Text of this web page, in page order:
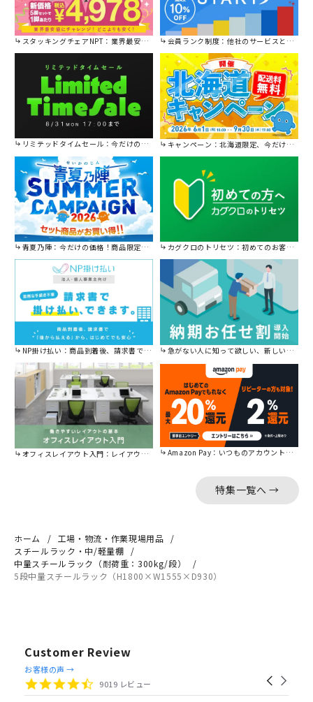
スタッキングチェアNPT：業界最安値に挑戦！ 会員ランク制度：他社のサービスと比較してください。
リミテッドタイムセール：今だけの限定セール。 キャンペーン：北海道限定、今だけ送料無料！
青夏乃陣：今だけの価格！商品限定セール開催中です。 カグクロのトリセツ：初めてのお客様はこちら。
NP掛け払い：商品到着後、請求書で後から払えます。 急がない人に知って欲しい、新しい割引を始めました。
オフィスレイアウト入門：レイアウトの基本をご紹介。 Amazon Pay：いつものアカウントで簡単に決済可能。
特集一覧へ →
ホーム
工場・物流・作業現場用品
スチールラック・中/軽量棚
中量スチールラック（耐荷重：300kg/段）
5段中量スチールラック（H1800×W1555×D930）
Customer Review
Reviews
carousel
Carousel
4.4
star
9019 レビュー
お客様の声 →